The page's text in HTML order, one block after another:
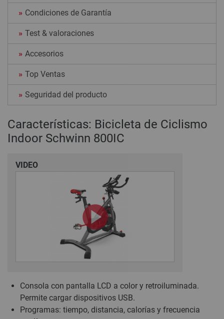
Condiciones de Garantía
Test & valoraciones
Accesorios
Top Ventas
Seguridad del producto
Características: Bicicleta de Ciclismo
Indoor Schwinn 800IC
VIDEO
Consola con pantalla LCD a color y retroiluminada.
Permite cargar dispositivos USB.
Programas: tiempo, distancia, calorías y frecuencia